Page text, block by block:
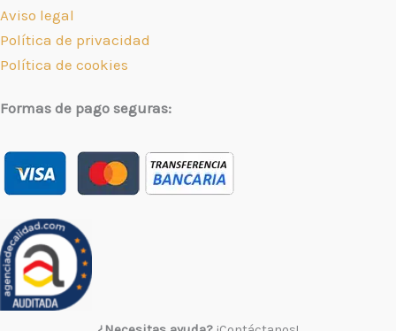
Aviso legal
Política de privacidad
Política de cookies
Formas de pago seguras: